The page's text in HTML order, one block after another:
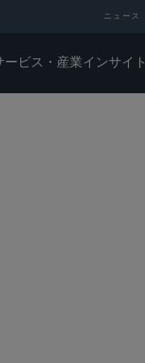
ニュース
ービス・産業インサイト